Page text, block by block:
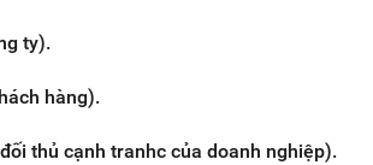
ty).
hàng).
thủ cạnh tranhc của doanh nghiệp).